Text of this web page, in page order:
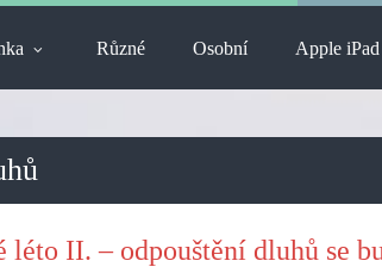
Různé Osobní Apple iPad
II. – odpouštění dluhů se